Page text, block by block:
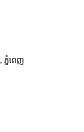
, ភ្នំពេញ